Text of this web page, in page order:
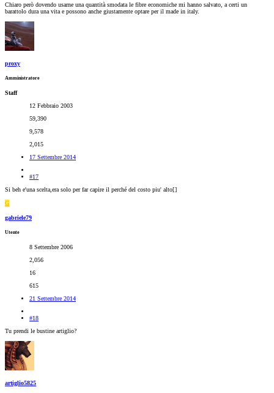
Chiaro però dovendo usarne una quantità smodata le fibre economiche mi hanno salvato, a certi un
barattolo dura una vita e possono anche giustamente optare per il made in italy.
proxy
Amministratore
Staff
12 Febbraio 2003
59,390
9,578
2,015
17 Settembre 2014
#17
Si beh e'una scelta,era solo per far capire il perché del costo piu' alto[]
G
gabriele79
Utente
8 Settembre 2006
2,056
16
615
21 Settembre 2014
#18
Tu prendi le bustine artiglio?
artiglio5825